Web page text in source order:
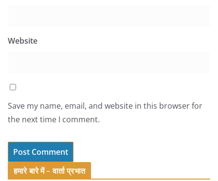
Website
Save my name, email, and website in this browser for
the next time I comment.
हमारे बारे में – वार्ता प्रभात